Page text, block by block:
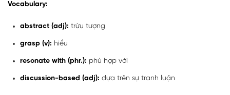
Vocabulary:
abstract (adj): trừu tượng
grasp (v): hiểu
resonate with (phr.): phù hợp với
discussion-based (adj): dựa trên sự tranh luận